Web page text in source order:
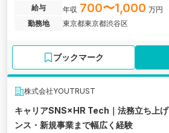
求人です。
給与 年収 700〜1,000 万円
勤務地
東京都東京都渋谷区
ブックマーク
株式会社YOUTRUST
キャリアSNS×HR Tech｜法務立ち上
ンス・新規事業まで幅広く経験